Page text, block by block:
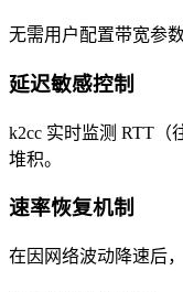
无需用户配置带宽参
延迟敏感控制
k2cc 实时监测 RTT（
堆积。
速率恢复机制
在因网络波动降速后